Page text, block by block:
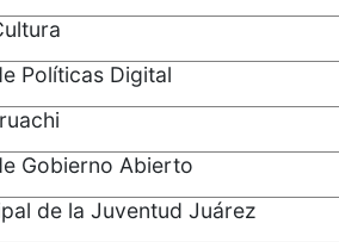
Políticas Digital
Gobierno Abierto
de la Juventud Juárez